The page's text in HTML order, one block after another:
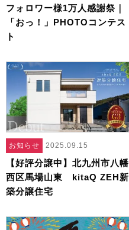
フォロワー様1万人感謝祭｜
「おっ！」PHOTOコンテス
ト
お知らせ 2025.09.15
【好評分譲中】北九州市八幡
西区馬場山東 kitaQ ZEH新
築分譲住宅